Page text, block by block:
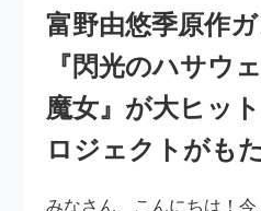
富野由悠季原作
『閃光のハサウ
魔女』が大ヒッ
ロジェクトがも
みなさん、こんにちは！